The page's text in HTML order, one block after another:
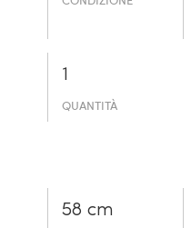
1
QUANTITÀ
58 cm